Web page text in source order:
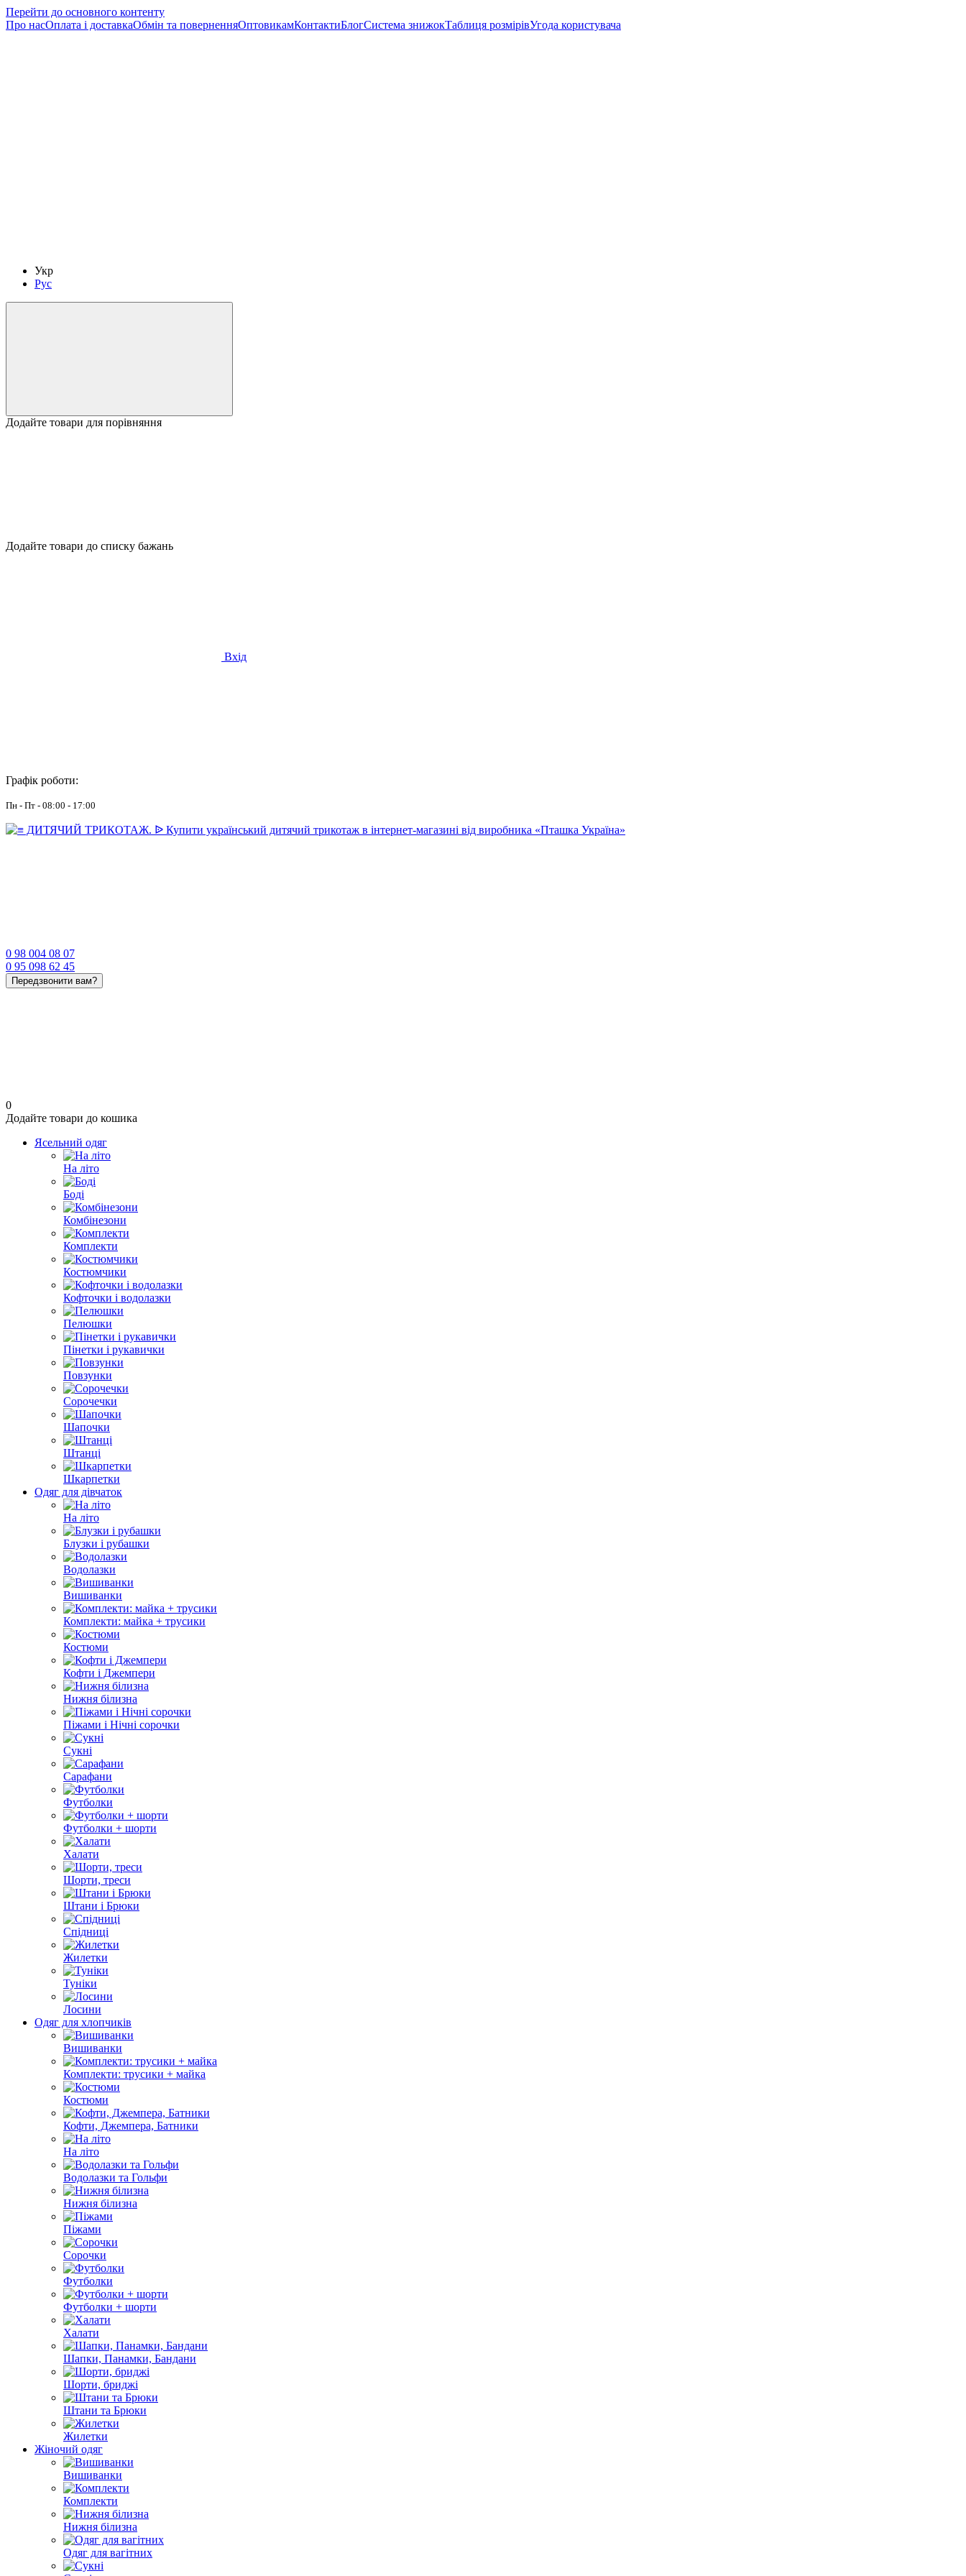
Перейти до основного контенту
Про насОплата і доставкаОбмін та поверненняОптовикамКонтактиБлогСистема знижокТаблиця розмірівУгода користувача
Укр
Рус
Додайте товари для порівняння
Додайте товари до списку бажань
Вхід
Графік роботи:
Пн - Пт - 08:00 - 17:00
0 98 004 08 07
0 95 098 62 45
Передзвонити вам?
0
Додайте товари до кошика
Ясельний одяг
На літо
Боді
Комбінезони
Комплекти
Костюмчики
Кофточки і водолазки
Пелюшки
Пінетки і рукавички
Повзунки
Сорочечки
Шапочки
Штанці
Шкарпетки
Одяг для дівчаток
На літо
Блузки і рубашки
Водолазки
Вишиванки
Комплекти: майка + трусики
Костюми
Кофти і Джемпери
Нижня білизна
Піжами і Нічні сорочки
Сукні
Сарафани
Футболки
Футболки + шорти
Халати
Шорти, треси
Штани і Брюки
Спідниці
Жилетки
Туніки
Лосини
Одяг для хлопчиків
Вишиванки
Комплекти: трусики + майка
Костюми
Кофти, Джемпера, Батники
На літо
Водолазки та Гольфи
Нижня білизна
Піжами
Сорочки
Футболки
Футболки + шорти
Халати
Шапки, Панамки, Бандани
Шорти, бриджі
Штани та Брюки
Жилетки
Жіночий одяг
Вишиванки
Комплекти
Нижня білизна
Одяг для вагітних